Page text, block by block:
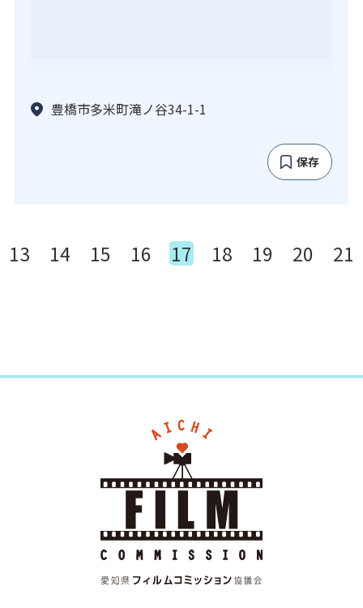
豊橋市多米町滝ノ谷34-1-1
保存
13 14 15 16 17 18 19 20 21